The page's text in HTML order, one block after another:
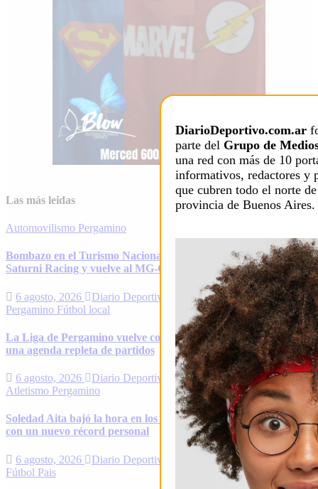
DiarioDeportivo.com.ar
parte del Grupo de
una red con más de 10
informativos, redactores y
que cubren todo el norte
provincia de Buenos Aires.
Las más leidas
Automovilismo Pergamino
Bombazo en el Turismo Nacional: Alfonso Domenech deja
Saturni Racing y vuelve al MG-C Pergamino
6 agosto, 2026
Diario Deportivo
Pergamino Fútbol local
La Liga de Pergamino vuelve con todo: el fin de semana tendrá
una agenda repleta de partidos
6 agosto, 2026
Diario Deportivo
Atletismo Pergamino
Soledad Aita bajó la hora en los 15K y volvió a hacer historia
con un nuevo récord personal
6 agosto, 2026
Diario Deportivo
Fútbol Pais